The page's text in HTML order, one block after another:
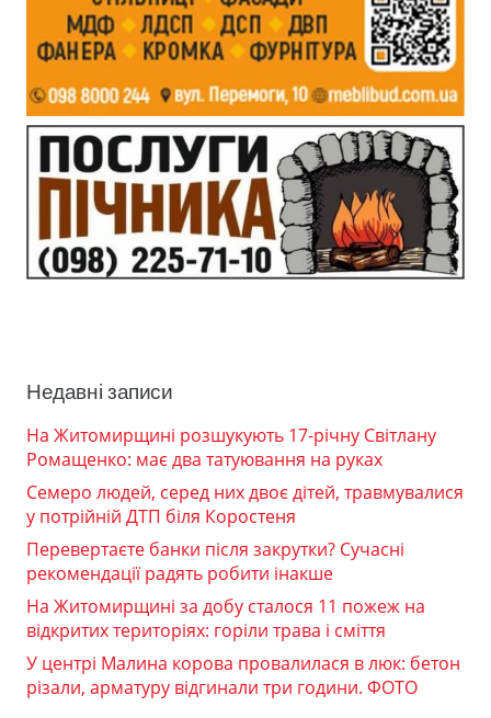
Недавні записи
На Житомирщині розшукують 17-річну Світлану
Ромащенко: має два татуювання на руках
Семеро людей, серед них двоє дітей, травмувалися
у потрійній ДТП біля Коростеня
Перевертаєте банки після закрутки? Сучасні
рекомендації радять робити інакше
На Житомирщині за добу сталося 11 пожеж на
відкритих територіях: горіли трава і сміття
У центрі Малина корова провалилася в люк: бетон
різали, арматуру відгинали три години. ФОТО